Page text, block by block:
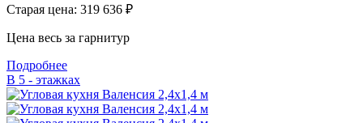
Старая цена: 319 636 ₽
Цена весь за гарнитур
Подробнее
В 5 - этажках